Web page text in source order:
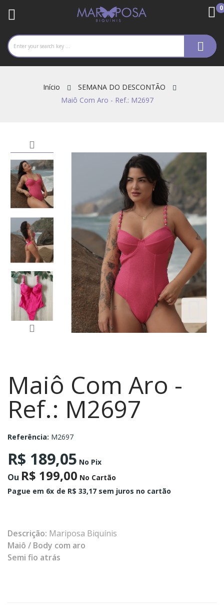
0
Início
SEMANA DO DESCONTÃO
Maiô Com Aro - Ref.: M2697
Maiô Com Aro -
Ref.: M2697
Referência: M2697
R$ 189,05 No Pix
Ou R$ 199,00 No Cartão
Pague em 6x de R$ 33,17 sem juros no cartão
Descrição: Mariposa Biquínis
Maiô / Body com aro
Semi fio atrás